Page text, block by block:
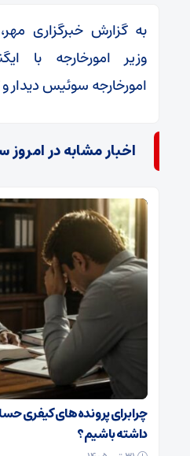
به گزارش خبرگزاری
وزیر امورخارجه با
امورخارجه سوئیس دیدار
اخبار مشابه در امروز
چرا برای پرونده‌های کیفری
داشته باشیم؟